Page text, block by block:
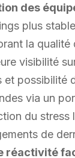
des
plus
la qualité
visibilité
et possibilité
via un
du stress
de
réactivité